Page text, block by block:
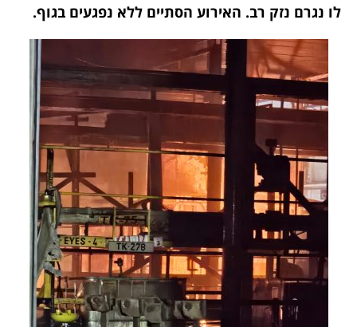
לו נגרם נזק רב. האירוע הסתיים ללא נפגעים בגוף.